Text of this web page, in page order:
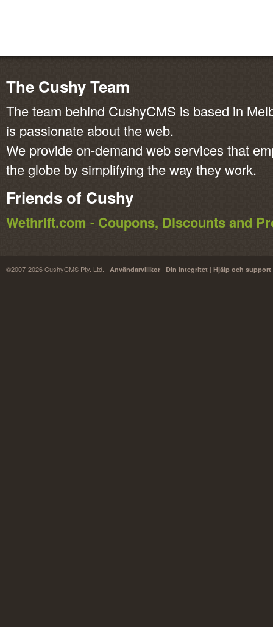
The Cushy Team
The team behind CushyCMS is based in
is passionate about the web.
We provide on-demand web services that
the globe by simplifying the way they work.
Friends of Cushy
Wethrift.com - Coupons, Discounts and
©2007-2026 CushyCMS Pty. Ltd. | Användarvillkor | Din integritet | Hjälp och support